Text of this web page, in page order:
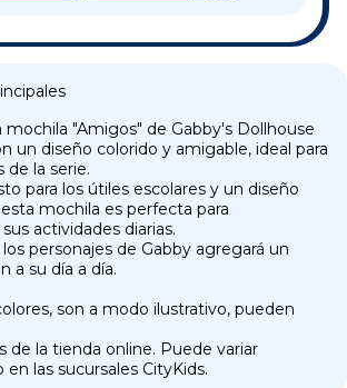
mochila "Amigos" de Gabby's Dollhouse
un diseño colorido y amigable, ideal para
de la serie.
para los útiles escolares y un diseño
mochila es perfecta para
actividades diarias.
personajes de Gabby agregará un
a su día a día.
son a modo ilustrativo, pueden
de la tienda online. Puede variar
las sucursales CityKids.